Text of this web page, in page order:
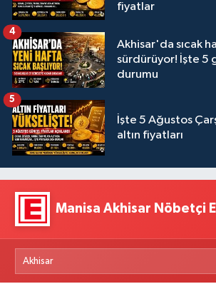
fiyatlar
Akhisar'da sıcak
sürdürüyor! İşte 5
durumu
4
İşte 5 Ağustos
altın fiyatları
5
Manisa Akhisar Nöbetçi